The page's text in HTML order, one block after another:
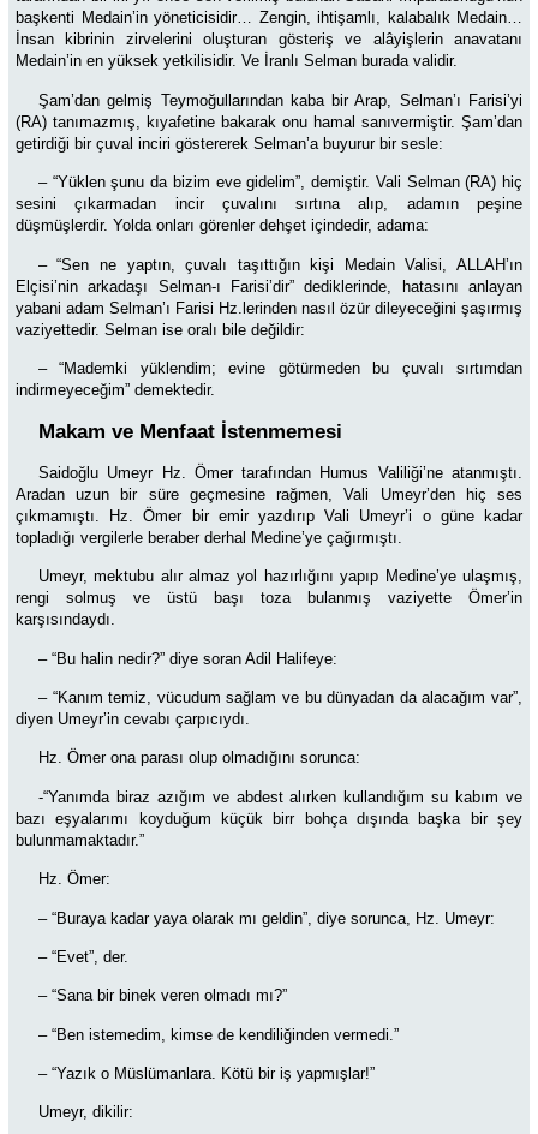
başkenti Medain’in yöneticisidir… Zengin, ihtişamlı, kalabalık Medain…
İnsan kibrinin zirvelerini oluşturan gösteriş ve alâyişlerin anavatanı
Medain’in en yüksek yetkilisidir. Ve İranlı Selman burada validir.
Şam’dan gelmiş Teymoğullarından kaba bir Arap, Selman’ı Farisi’yi
(RA) tanımazmış, kıyafetine bakarak onu hamal sanıvermiştir. Şam’dan
getirdiği bir çuval inciri göstererek Selman’a buyurur bir sesle:
– “Yüklen şunu da bizim eve gidelim”, demiştir. Vali Selman (RA) hiç
sesini çıkarmadan incir çuvalını sırtına alıp, adamın peşine
düşmüşlerdir. Yolda onları görenler dehşet içindedir, adama:
– “Sen ne yaptın, çuvalı taşıttığın kişi Medain Valisi, ALLAH’ın
Elçisi’nin arkadaşı Selman-ı Farisi’dir” dediklerinde, hatasını anlayan
yabani adam Selman’ı Farisi Hz.lerinden nasıl özür dileyeceğini şaşırmış
vaziyettedir. Selman ise oralı bile değildir:
–
“Mademki yüklendim; evine götürmeden bu çuvalı sırtımdan
indirmeyeceğim” demektedir.
Makam ve Menfaat İstenmemesi
Saidoğlu Umeyr Hz. Ömer tarafından Humus Valiliği’ne atanmıştı.
Aradan uzun bir süre geçmesine rağmen, Vali Umeyr’den hiç ses
çıkmamıştı. Hz. Ömer bir emir yazdırıp Vali Umeyr’i o güne kadar
topladığı vergilerle beraber derhal Medine’ye çağırmıştı.
Umeyr, mektubu alır almaz yol hazırlığını yapıp Medine’ye ulaşmış,
rengi solmuş ve üstü başı toza bulanmış vaziyette Ömer’in
karşısındaydı.
– “Bu halin nedir?” diye soran Adil Halifeye:
– “Kanım temiz, vücudum sağlam ve bu dünyadan da alacağım var”,
diyen Umeyr’in cevabı çarpıcıydı.
Hz. Ömer ona parası olup olmadığını sorunca:
-“Yanımda biraz azığım ve abdest alırken kullandığım su kabım ve
bazı eşyalarımı koyduğum küçük birr bohça dışında başka bir şey
bulunmamaktadır.”
Hz. Ömer:
– “Buraya kadar yaya olarak mı geldin”, diye sorunca, Hz. Umeyr:
– “Evet”, der.
– “Sana bir binek veren olmadı mı?”
– “Ben istemedim, kimse de kendiliğinden vermedi.”
– “Yazık o Müslümanlara. Kötü bir iş yapmışlar!”
Umeyr, dikilir: